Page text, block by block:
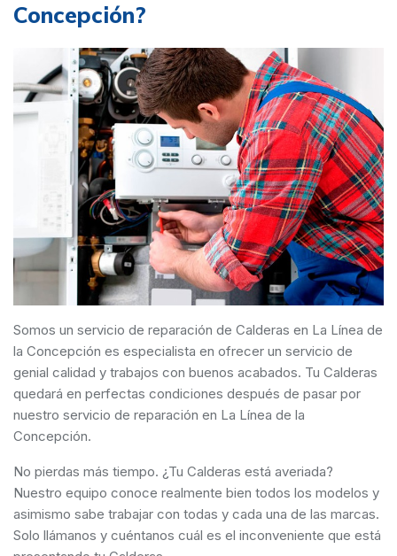
Concepción?
Somos un servicio de reparación de Calderas en La Línea de
la Concepción es especialista en ofrecer un servicio de
genial calidad y trabajos con buenos acabados. Tu Calderas
quedará en perfectas condiciones después de pasar por
nuestro servicio de reparación en La Línea de la
Concepción.
No pierdas más tiempo. ¿Tu Calderas está averiada?
Nuestro equipo conoce realmente bien todos los modelos y
asimismo sabe trabajar con todas y cada una de las marcas.
Solo llámanos y cuéntanos cuál es el inconveniente que está